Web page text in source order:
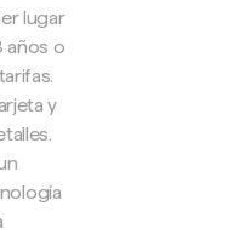
lugar
años o
y